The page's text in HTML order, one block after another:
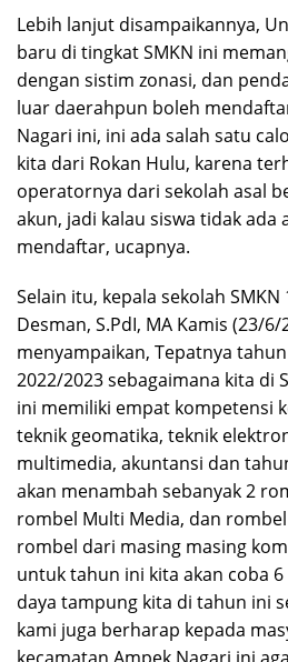
Lebih lanjut disampaikannya,
baru di tingkat SMKN ini
dengan sistim zonasi, dan
luar daerahpun boleh
Nagari ini, ini ada salah satu
kita dari Rokan Hulu, karena
operatornya dari sekolah asal
akun, jadi kalau siswa tidak ada
mendaftar, ucapnya.
Selain itu, kepala sekolah SMKN
Desman, S.PdI, MA Kamis (23/
menyampaikan, Tepatnya
2022/2023 sebagaimana kita di
ini memiliki empat kompetensi
teknik geomatika, teknik
multimedia, akuntansi dan
akan menambah sebanyak 2
rombel Multi Media, dan
rombel dari masing masing
untuk tahun ini kita akan coba
daya tampung kita di tahun ini
kami juga berharap kepada